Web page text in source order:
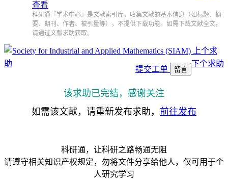
查看
科研通『学术中心』是文献索引库，收集文献的基本信息（如标题、摘
要、期刊、作者、被引量等），不提供下载功能。如需下载文献全文，
请通过文献求助获取。
上个求
助
下个求助
提交工单 留言
该求助已完结，感谢关注
如需该文献，请重新发布求助， 前往发布
科研通，让科研之路畅通无阻
请遵守相关知识产权规定，勿将文件分享给他人，仅可用于个
人研究学习